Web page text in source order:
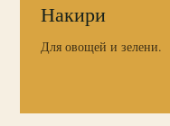
Накири
Для овощей и зелени.